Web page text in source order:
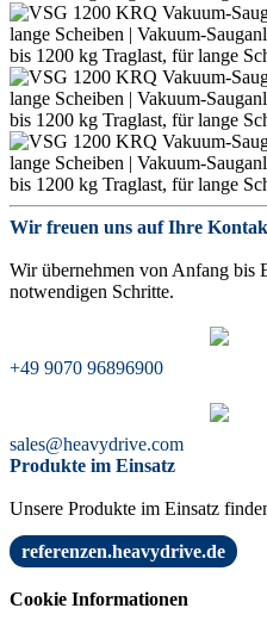
Wir freuen uns auf Ihre
Wir übernehmen von Anfang bis
notwendigen Schritte.
+49 9070 96896900
sales@heavydrive.com
Produkte im Einsatz
Unsere Produkte im Einsatz
referenzen.heavydrive.de
Cookie Informationen